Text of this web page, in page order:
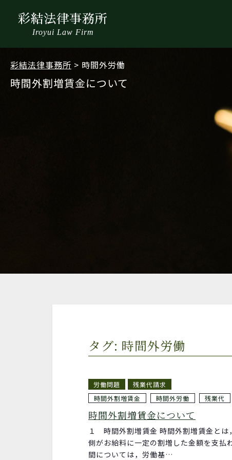
彩結法律事務所
Iroyui Law Firm
彩結法律事務所 > 時間外労働
時間外割増賃金について
タグ: 時間外労働
労働問題 残業代請求
時間外割増賃金
時間外労働 残業代
時間外割増賃金について
１ 時間外割増賃金 時間外割増賃金とは
側がお給料に一定の割増した金額を支払
間については，労働基…